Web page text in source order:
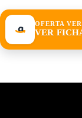
OFERTA
VER